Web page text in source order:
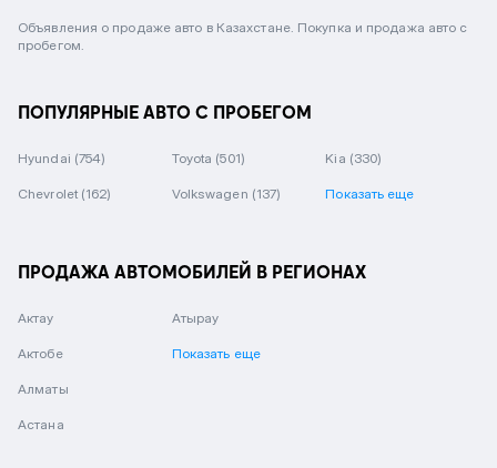
Объявления о продаже авто в Казахстане. Покупка и продажа авто с
пробегом.
ПОПУЛЯРНЫЕ АВТО С ПРОБЕГОМ
Hyundai (754) Toyota (501) Kia (330)
Chevrolet (162) Volkswagen (137) Показать еще
ПРОДАЖА АВТОМОБИЛЕЙ В РЕГИОНАХ
Актау
Актобе
Алматы
Астана
Атырау
Показать еще